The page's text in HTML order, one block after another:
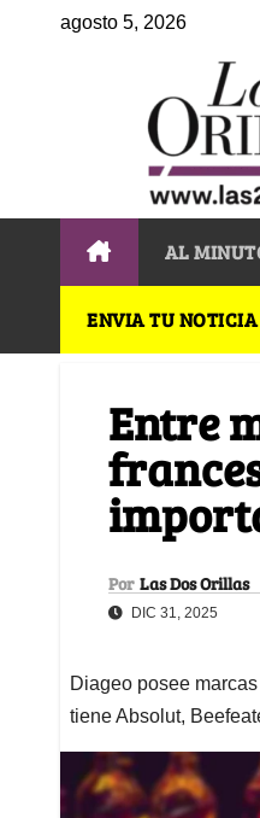
agosto 5, 2026
AL
ENVIA TU NOTICIA
Entre
Por Las Dos Orillas
DIC 31, 2025
Diageo posee
tiene Absolut,